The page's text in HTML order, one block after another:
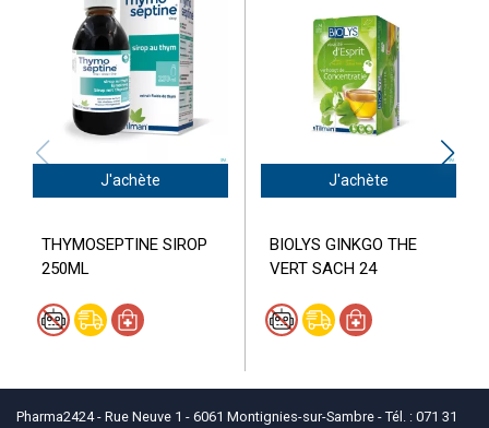
J'achète
THYMOSEPTINE SIROP
250ML
J'achète
BIOLYS GINKGO THE
VERT SACH 24
Pharma2424 - Rue Neuve 1 - 6061 Montignies-sur-Sambre - Tél. : 071 31